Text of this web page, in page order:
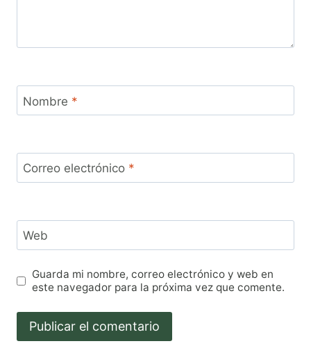
Nombre *
Correo electrónico *
Web
Guarda mi nombre, correo electrónico y web en
este navegador para la próxima vez que comente.